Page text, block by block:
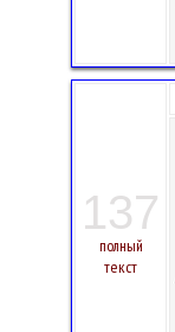
137
полный
текст